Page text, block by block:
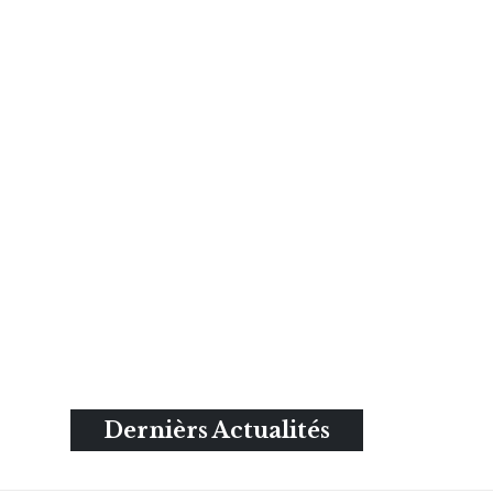
Dernièrs Actualités